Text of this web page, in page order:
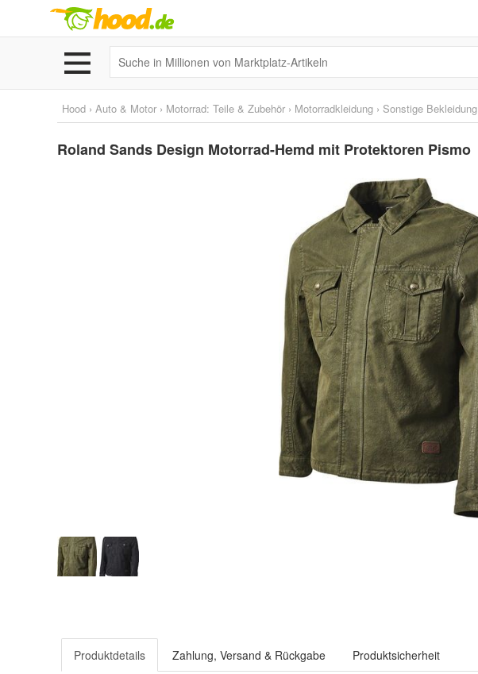
Hood › Auto & Motor › Motorrad: Teile & Zubehör › Motorradkleidung › Sonstige Bekleidung
Roland Sands Design Motorrad-Hemd mit Protektoren Pismo
Produktdetails Zahlung, Versand & Rückgabe Produktsicherheit